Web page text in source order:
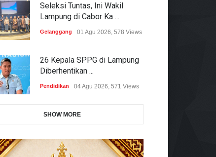
Seleksi Tuntas, Ini Wakil
Lampung di Cabor Ka ...
Gelanggang 01 Agu 2026, 578 Views
26 Kepala SPPG di Lampung
Diberhentikan ...
Pendidikan 04 Agu 2026, 571 Views
SHOW MORE